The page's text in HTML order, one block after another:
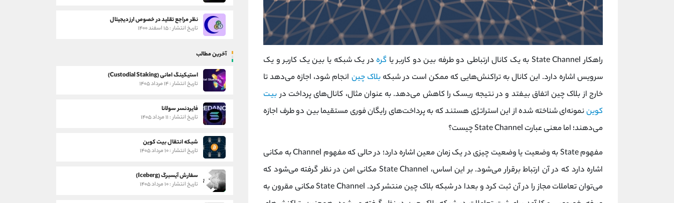
راهکار State Channel به یک کانال ارتباطی دو طرفه بین دو کاربر یا گرهدر یک شبکه یا بین یک کاربر و یک
سرویس اشاره دارد. این کانال به تراکنش‌هایی که ممکن است در شبکهبلاک چین انجام شود، اجازه می‌دهد تا
خارج از بلاک چین اتفاق بیفتد و در نتیجه ریسک را کاهش می‌دهد. به عنوان مثال، کانال‌های پرداخت دربیت
کویننمونه‌ای شناخته شده از این استراتژی هستند که به پرداخت‌های رایگان فوری مستقیما بین دو طرف اجازه
می‌دهند؛ اما معنی عبارت State Channel چیست؟
مفهوم State به وضعیت یا وضعیت چیزی در یک زمان معین اشاره دارد؛ در حالی که مفهوم Channel به مکانی
اشاره دارد که در آن ارتباط برقرار می‌شود. بر این اساس، State Channel مکانی امن در نظر گرفته می‌شود که
می‌توان تعاملات مجاز را در آن ثبت کرد و بعدا در شبکه بلاک چین منتشر کرد. State Channel مکانی مقرون به
نظر مراجع تقلید در خصوص ارز دیجیتال
تاریخ انتشار : ۱۵ اسفند ۱۴۰۰
آخرین مطالب
استیکینگ امانی (Custodial Staking)
تاریخ انتشار : ۱۴ مرداد ۱۴۰۵
فایردنسر سولانا
تاریخ انتشار : ۱۱ مرداد ۱۴۰۵
شبکه انتقال بیت کوین
تاریخ انتشار : ۱۰ مرداد ۱۴۰۵
سفارش آیسبرگ (Iceberg)
تاریخ انتشار : ۱۰ مرداد ۱۴۰۵